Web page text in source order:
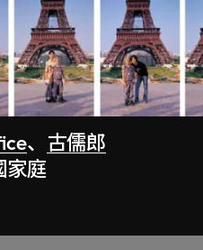
、 古儒郎
家庭